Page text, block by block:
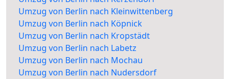
Umzug von Berlin nach Kleinwittenberg
Umzug von Berlin nach Köpnick
Umzug von Berlin nach Kropstädt
Umzug von Berlin nach Labetz
Umzug von Berlin nach Mochau
Umzug von Berlin nach Nudersdorf